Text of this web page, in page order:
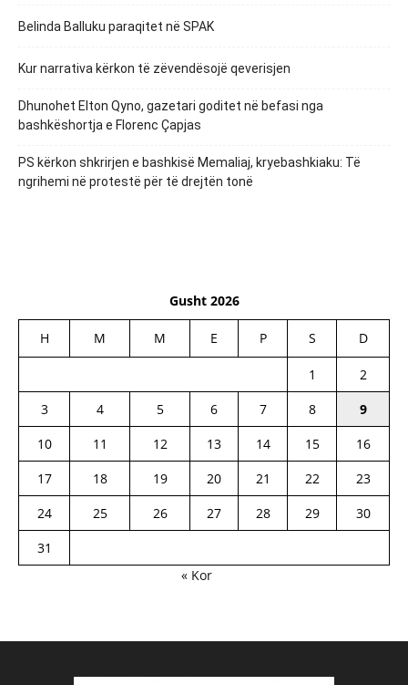
Belinda Balluku paraqitet në SPAK
Kur narrativa kërkon të zëvendësojë qeverisjen
Dhunohet Elton Qyno, gazetari goditet në befasi nga
bashkëshortja e Florenc Çapjas
PS kërkon shkrirjen e bashkisë Memaliaj, kryebashkiaku: Të
ngrihemi në protestë për të drejtën tonë
Gusht 2026
H M M E P S D
1
2
3
4 5 6 7 8
9
10
11 12 13 14 15
16
17
18 19 20 21 22
23
24
25 26 27 28 29
30
31
« Kor